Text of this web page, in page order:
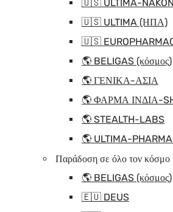
🇺🇸 ULTIMA-
🇺🇸 ULTIMA (ΗΠΑ)
🇺🇸
🌎 BELIGAS (κόσμος)
🌎 ΓΕΝΙΚΑ-ΑΣΙΑ
🌎 ΦΑΡΜΑ ΙΝΔΙΑ-
🌎 STEALTH-LABS
🌎 ULTIMA-
Παράδοση σε όλο τον κόσμο
🌎 BELIGAS (κόσμος)
🇪🇺 DEUS